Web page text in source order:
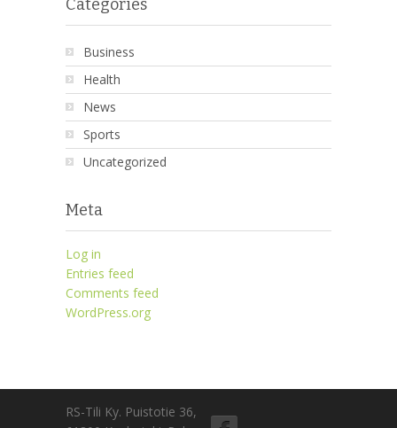
Categories
Business
Health
News
Sports
Uncategorized
Meta
Log in
Entries feed
Comments feed
WordPress.org
RS-Tili Ky. Puistotie 36,